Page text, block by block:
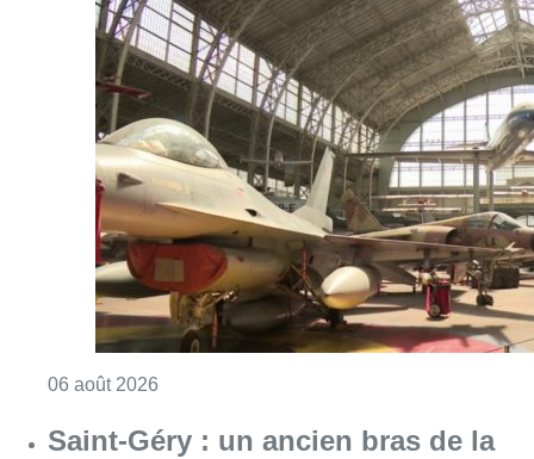
06 août 2026
Saint-Géry : un ancien bras de la